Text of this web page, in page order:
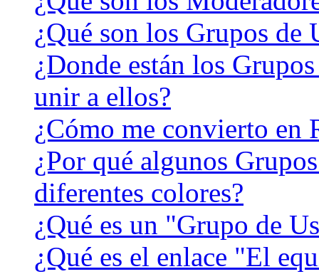
¿Qué son los Grupos de
¿Donde están los
unir a ellos?
¿Cómo me convierto en
¿Por qué algunos
diferentes colores?
¿Qué es un "Grupo de
¿Qué es el enlace "El